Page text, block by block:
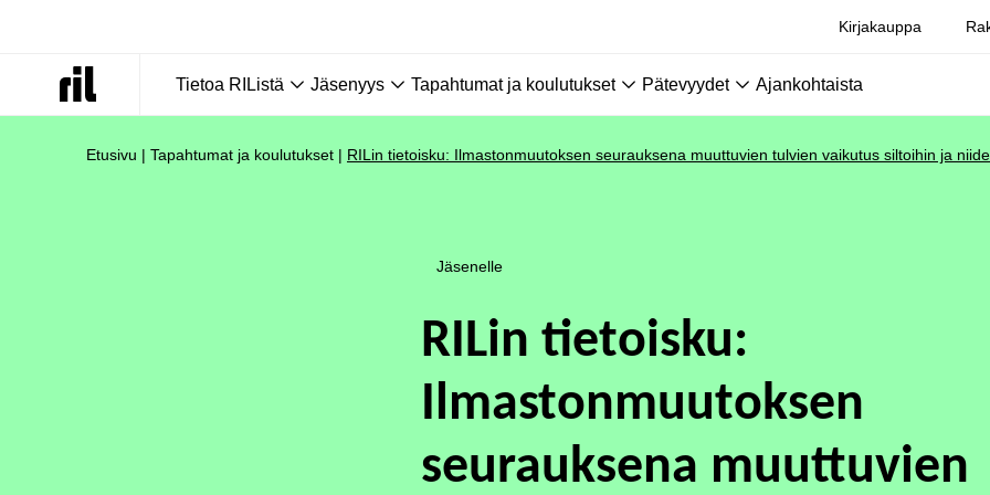
Kirjakauppa
Tietoa RIListä Jäsenyys Tapahtumat ja koulutukset Pätevyydet Ajankohtaista
Etusivu | Tapahtumat ja koulutukset | RILin tietoisku: Ilmastonmuutoksen seurauksena muuttuvien tulvien vaikutus siltoihin ja
Jäsenelle
RILin tietoisku:
Ilmastonmuutoksen
seurauksena muuttuvien